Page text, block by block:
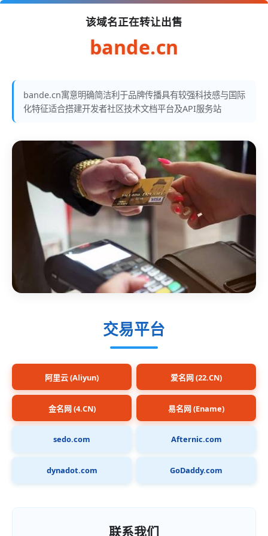
该域名正在转让出售
bande.cn
bande.cn寓意明确简洁利于品牌传播具有较强科技感与国际
化特征适合搭建开发者社区技术文档平台及API服务站
交易平台
阿里云 (Aliyun) 爱名网 (22.CN)
金名网 (4.CN) 易名网 (Ename)
sedo.com Afternic.com
dynadot.com GoDaddy.com
联系我们